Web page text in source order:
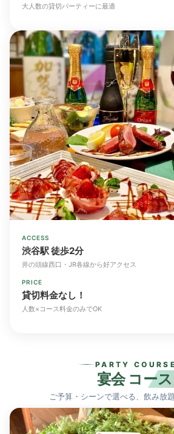
大人数の貸切パーティーに最適
ACCESS
渋谷駅 徒歩2分
井の頭線西口・JR各線から好アクセス
PRICE
貸切料金なし！
人数×コース料金のみでOK
PARTY COURSE
宴会 コース
ご予算・シーンで選べる、飲み放